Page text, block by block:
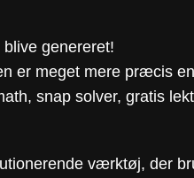
genereret!
er meget mere præcis
snap solver, gratis
værktøj, der